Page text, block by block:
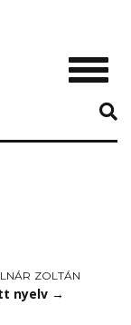
ZOLTÁN
nyelv →